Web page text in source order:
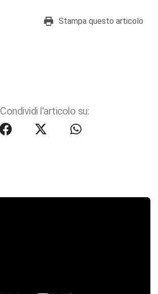
Stampa questo articolo
Condividi l'articolo su: